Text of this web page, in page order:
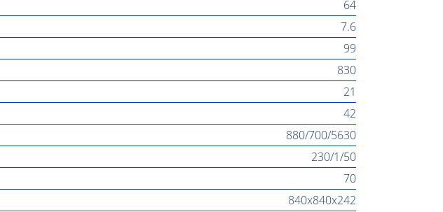
64
7.6
99
830
21
42
880/700/5630
230/1/50
70
840x840x242